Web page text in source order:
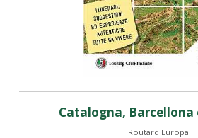
Catalogna, Barcellona
Routard Europa